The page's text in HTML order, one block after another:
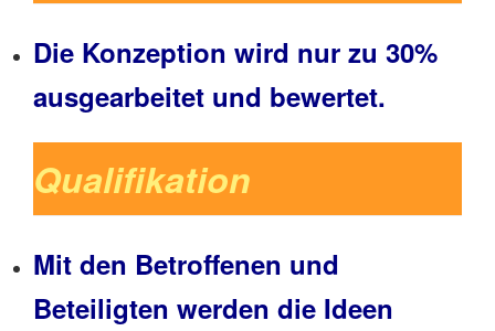
Die Konzeption wird nur zu 30%
ausgearbeitet und bewertet.
Qualifikation
Mit den Betroffenen und
Beteiligten werden die Ideen